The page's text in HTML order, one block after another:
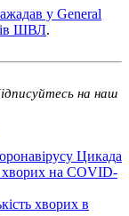
у General
ШВЛ.
на наш
Цикада
хворих на COVID-
хворих в